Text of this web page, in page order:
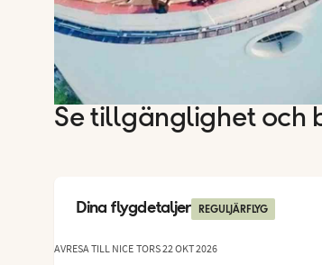
Se tillgänglighet och
Dina flygdetaljer REGULJÄRFLYG
AVRESA TILL NICE TORS 22 OKT 2026